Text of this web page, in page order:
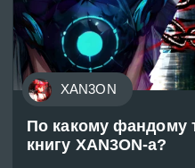
XAN3ON
По какому
книгу XAN3ON-а?